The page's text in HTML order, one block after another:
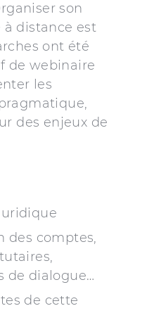
son
à distance est
ont été
de webinaire
les
des enjeux de
des comptes,
de dialogue…
de cette